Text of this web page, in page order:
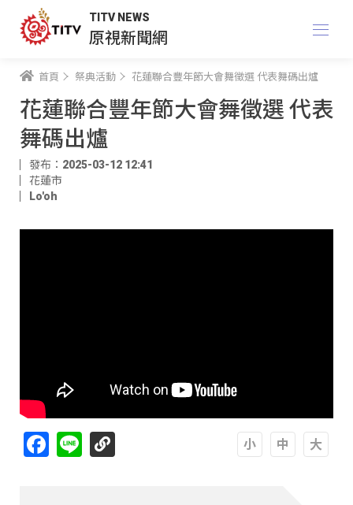
TITV NEWS
原視新聞網
首頁 祭典活動 花蓮聯合豐年節大會舞徵選 代表舞碼出爐
花蓮聯合豐年節大會舞徵選 代表
舞碼出爐
發布：2025-03-12 12:41
花蓮市
Lo'oh
Facebook
Line